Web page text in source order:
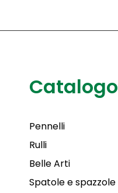
Catalogo
Pennelli
Rulli
Belle Arti
Spatole e spazzole